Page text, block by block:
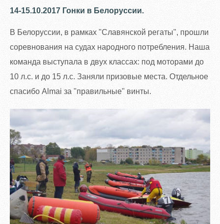
14-15.10.2017 Гонки в Белоруссии.
В Белоруссии, в рамках "Славянской регаты", прошли
соревнования на судах народного потребления. Наша
команда выступала в двух классах: под моторами до
10 л.с. и до 15 л.с. Заняли призовые места. Отдельное
спасибо Almai за "правильные" винты.